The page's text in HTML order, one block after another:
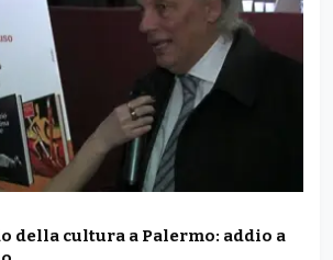
della cultura a Palermo: addio a